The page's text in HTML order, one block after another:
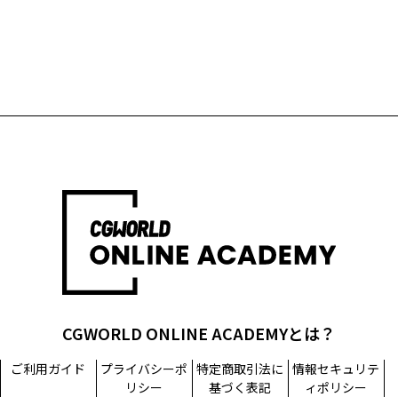
CGWORLD ONLINE ACADEMYとは？
ご利用ガイド
プライバシーポ
リシー
特定商取引法に
基づく表記
情報セキュリテ
ィポリシー